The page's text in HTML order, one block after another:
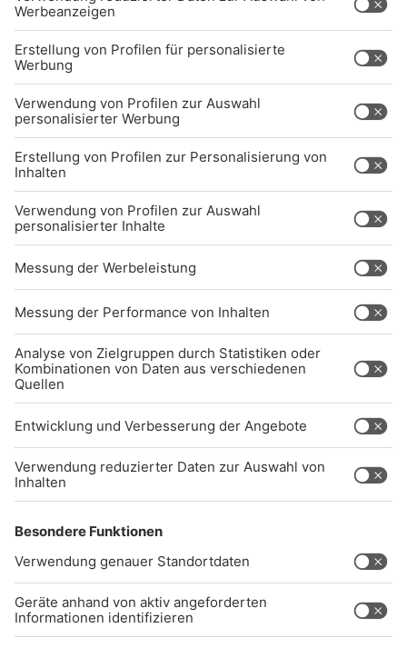
Kontakt
Jobs
Sendeempfang
Über uns
BARRIEREFREIHEIT: WIR ARBEITEN DERZEIT
AKTIV DARAN, UNSERE WEBSITE
BARRIEREFREI ZU GESTALTEN - GEMÄSS D
EN ANFORDERUNGEN DES B
ARRIEREFREIHEITSSTÄRKUNGSGESETZES. W
ENN SIE AUF BARRIEREN STOSSEN ODER UN
NTAKTIEREN SIE UNS GERNE.
Studio-Hotline
(089) 38 38 38 38
info@radiogong.de
Impressum